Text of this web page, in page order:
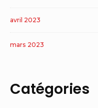
avril 2023
mars 2023
Catégories